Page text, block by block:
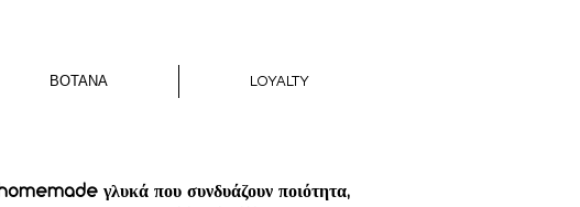
ΒΟΤΑΝΑ LOYALTY
γλυκά που συνδυάζουν ποιότητα,